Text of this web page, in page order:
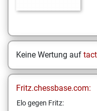
Keine Wertung auf
Fritz.chessbase.com:
Elo gegen Fritz: